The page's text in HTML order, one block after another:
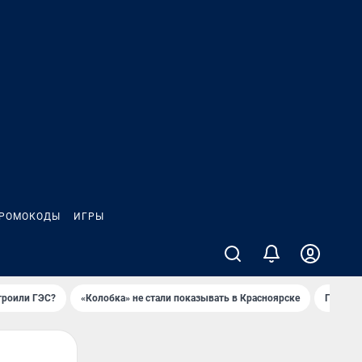
ИГРЫ
ГЭС? «Колобка» не стали показывать в Красноярске Гриль-